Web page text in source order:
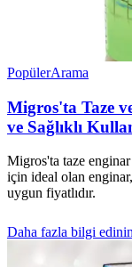
PopülerArama
Migros'ta Taze
ve Sağlıklı
Migros'ta taze
için ideal olan
uygun fiyatlıdır.
Daha fazla bilgi